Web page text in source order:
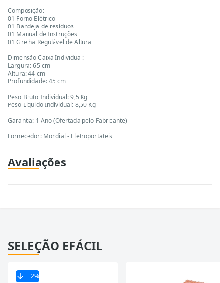
Composição:
01 Forno Elétrico
01 Bandeja de resíduos
01 Manual de Instruções
01 Grelha Regulável de Altura
Dimensão Caixa Individual:
Largura: 65 cm
Altura: 44 cm
Profundidade: 45 cm
Peso Bruto Individual: 9,5 Kg
Peso Liquido Individual: 8,50 Kg
Garantia: 1 Ano (Ofertada pelo Fabricante)
Fornecedor: Mondial - Eletroportateis
Avaliações
SELEÇÃO EFÁCIL
2%